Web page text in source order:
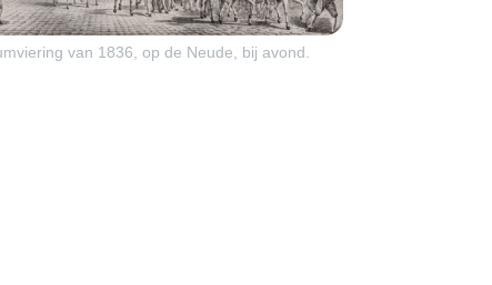
van 1836, op de Neude, bij avond.